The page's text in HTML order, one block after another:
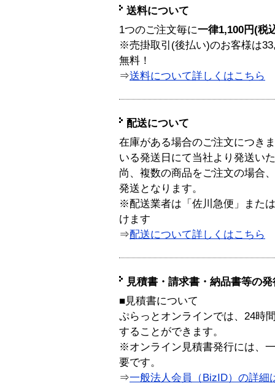
送料について
1つのご注文毎に一律1,100円(税
※売掛取引(後払い)のお客様は
無料！
⇒送料について詳しくはこちら
配送について
在庫がある場合のご注文につき
いる発送日にて当社より発送い
尚、複数の商品をご注文の場合
発送となります。
※配送業者は「佐川急便」また
けます
⇒配送について詳しくはこちら
見積書・請求書・納品書等の
■見積書について
ぷらっとオンラインでは、24時
することができます。
※オンライン見積書発行には、
要です。
⇒一般法人会員（BizID）の詳細